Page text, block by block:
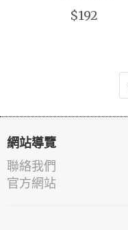
$192
網站導覽
聯絡我們
官方網站